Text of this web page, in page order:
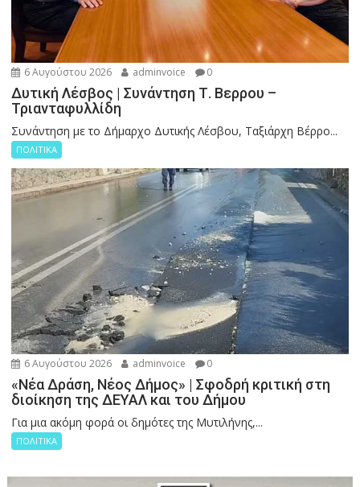
6 Αυγούστου 2026 adminvoice 0
Δυτική Λέσβος | Συνάντηση Τ. Βερρου –
Τριανταφυλλίδη
Συνάντηση με το Δήμαρχο Δυτικής Λέσβου, Ταξιάρχη Βέρρο...
ΠΟΛΙΤΙΚΑ
6 Αυγούστου 2026 adminvoice 0
«Νέα Δράση, Νέος Δήμος» | Σφοδρή κριτική στη
διοίκηση της ΔΕΥΑΛ και του Δήμου
Για μια ακόμη φορά οι δημότες της Μυτιλήνης,...
ΠΟΛΙΤΙΚΑ